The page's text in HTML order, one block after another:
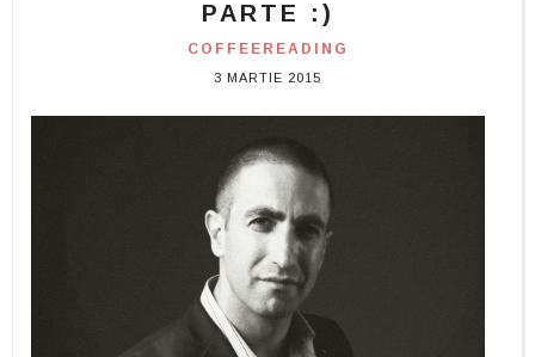
PARTE :)
COFFEEREADING
3 MARTIE 2015